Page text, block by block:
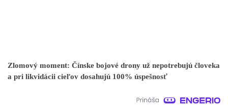
Zlomový moment: Čínske bojové drony už nepotrebujú človeka
a pri likvidácii cieľov dosahujú 100% úspešnosť